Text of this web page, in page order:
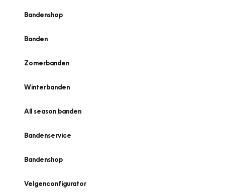
Bandenshop
Banden
Zomerbanden
Winterbanden
All season banden
Bandenservice
Bandenshop
Velgenconfigurator